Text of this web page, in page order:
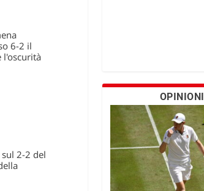
6-2 il
l'oscurità
2-2 del
OPINIONI